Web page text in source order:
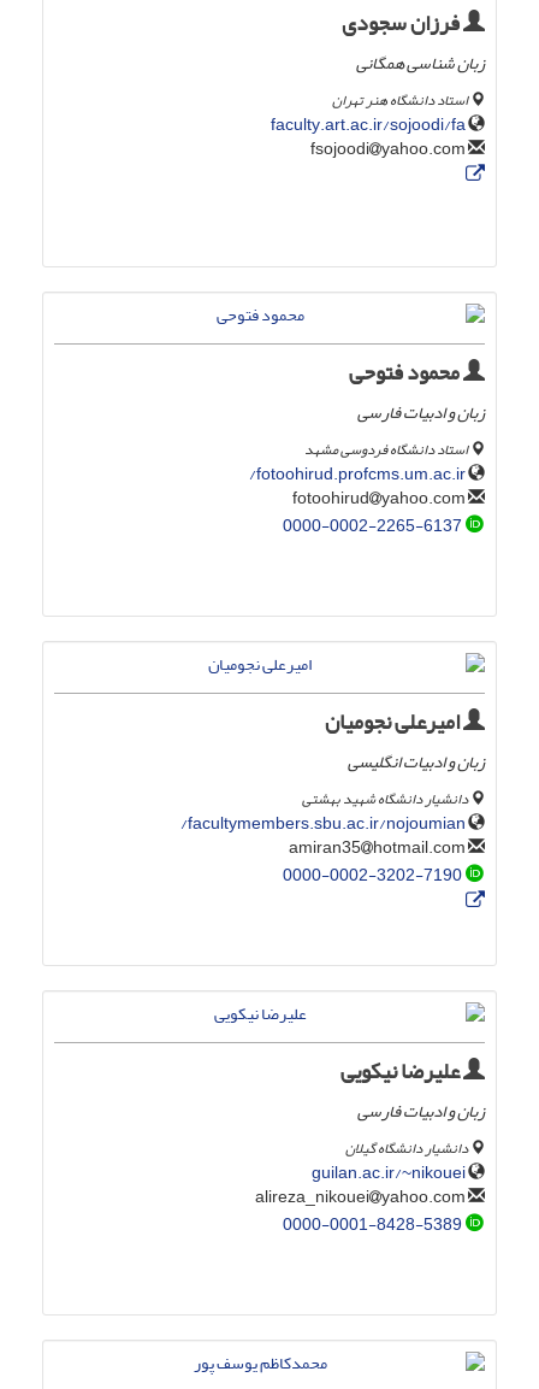
فرزان سجودی
زبان شناسی همگانی
استاد دانشگاه هنر تهران
faculty.art.ac.ir/sojoodi/fa
yahoo.com
محمود فتوحی
زبان و ادبیات فارسی
استاد دانشگاه فردوسی مشهد
fotoohirud.profcms.um.ac.ir/
yahoo.com
0000-0002-2265-6137
امیرعلی نجومیان
زبان و ادبیات انگلیسی
دانشیار دانشگاه شهید بهشتی
facultymembers.sbu.ac.ir/nojoumian/
hotmail.com
0000-0002-3202-7190
علیرضا نیکویی
زبان و ادبیات فارسی
دانشیار دانشگاه گیلان
guilan.ac.ir/~nikouei
yahoo.com
0000-0001-8428-5389